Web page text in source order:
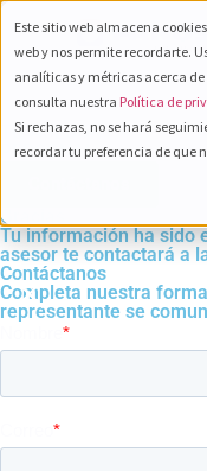
Este sitio web almacena
web y nos permite recordarte.
analíticas y métricas acerca de
consulta nuestra Política de
Si rechazas, no se hará
recordar tu preferencia de que
TU ASESOR
PERSONAL
Gracias
Tu información ha sido
asesor te contactará a
Contáctanos
Completa nuestra
representante se